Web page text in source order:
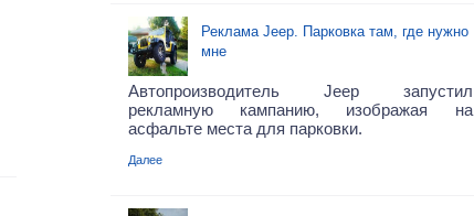
Реклама Jeep. Парковка там, где нужно
мне
Автопроизводитель Jeep запустил
рекламную кампанию, изображая на
асфальте места для парковки.
Далее